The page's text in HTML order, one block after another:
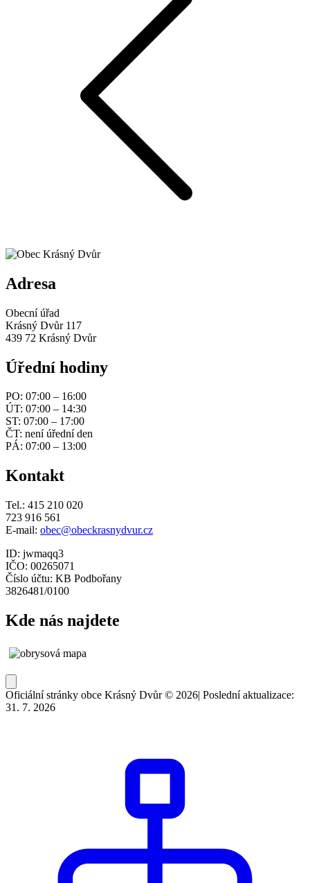
Adresa
Obecní úřad
Krásný Dvůr 117
439 72 Krásný Dvůr
Úřední hodiny
PO: 07:00 – 16:00
ÚT: 07:00 – 14:30
ST: 07:00 – 17:00
ČT: není úřední den
PÁ: 07:00 – 13:00
Kontakt
Tel.: 415 210 020
723 916 561
E-mail: obec@obeckrasnydvur.cz
ID: jwmaqq3
IČO: 00265071
Číslo účtu: KB Podbořany
3826481/0100
Kde nás najdete
Oficiální stránky obce Krásný Dvůr © 2026| Poslední aktualizace:
31. 7. 2026